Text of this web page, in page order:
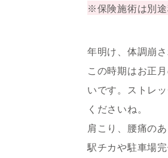
※保険施術は別途
年明け、体調崩さ
この時期はお正
いです。ストレ
くださいね。
肩こり、腰痛の
駅チカや駐車場